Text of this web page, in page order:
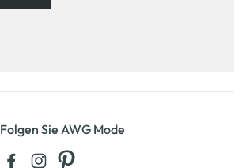
Folgen Sie AWG Mode